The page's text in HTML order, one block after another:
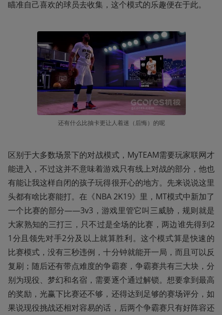
瞄准自己喜欢的球员去收集，这个模式的乐趣便在于此。
还有什么比抽卡更让人着迷（后悔）的呢
区别于大多数场景下的对战模式，MyTEAM需要玩家联网才
能进入，不过这并不意味着游戏只有线上对战的部分，他也
有能让我这样自闭的孩子玩得很开心的地方。先来说说这里
头都有啥比赛能打。在《NBA 2K19》里，MT模式中新加了
一个比赛的部分——3v3，游戏里管它叫三威胁，规则就是
大家熟知的三打三，只不过是全场的比赛，两边谁先得到2
1分且领先对手2分及以上就算胜利。这个模式算是快速的
比赛模式，没有三秒违例，十分钟就能开一局，而且可以反
复刷；随后还有带点难度的争霸赛，争霸赛共有三大块，分
别为现役、梦幻和名宿，需要逐个通过解锁。想要拿到最高
的奖励，光赢下比赛还不够，还得达到足够的赛场评分，如
果说现役挑战还相对容易的话，后两个争霸赛只有好阵容还